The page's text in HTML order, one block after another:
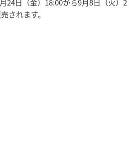
24日（金）18:00から9月8日（火）2
されます。